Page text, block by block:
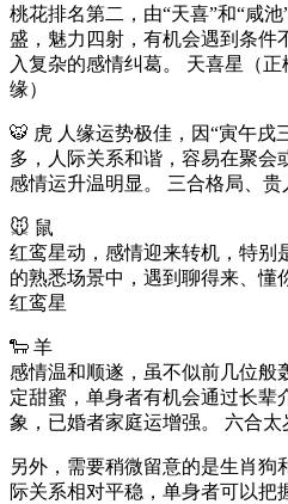
桃花排名第二，由“天喜”和“咸
盛，魅力四射，有机会遇到条件
入复杂的感情纠葛。 天喜星（
缘）
🐯 虎 人缘运势极佳，因“寅午戌
多，人际关系和谐，容易在聚会
感情运升温明显。 三合格局、贵
🐭 鼠
红鸾星动，感情迎来转机，特别
的熟悉场景中，遇到聊得来、懂
红鸾星
🐑 羊
感情温和顺遂，虽不似前几位般
定甜蜜，单身者有机会通过长辈
象，已婚者家庭运增强。 六合太
另外，需要稍微留意的是生肖狗
际关系相对平稳，单身者可以把